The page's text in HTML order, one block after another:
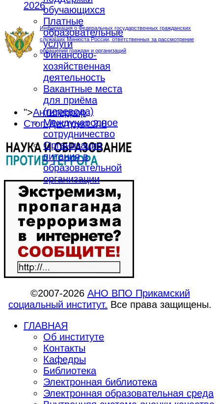
обучающихся
Платные
образовательные
услуги
Финансово-
хозяйственная
деятельность
Вакантные места
для приёма
(перевода)
Международное
сотрудничество
Организация
питания в
образовательной
организации
2026
Информация о Федеральных государственных гражданских
служащих Минюста России, ответственных за рассмотрение
обращений граждан и организаций
">Антитеррор
Стоп-Деструкт 2.0
©2007-2026 АНО ВПО Прикамский
социальный институт. Все права защищены.
ГЛАВНАЯ
Об институте
Контакты
Кафедры
Библиотека
Электронная библиотека
Электронная образовательная среда